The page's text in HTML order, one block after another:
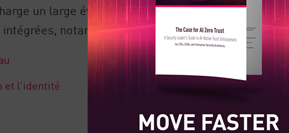
un large éventail de fonctions et de capacités
notamment
et l'identité